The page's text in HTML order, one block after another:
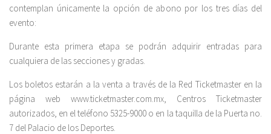
contemplan únicamente la opción de abono por los tres días del
evento:
Durante esta primera etapa se podrán adquirir entradas para
cualquiera de las secciones y gradas.
Los boletos estarán a la venta a través de la Red Ticketmaster en la
página web www.ticketmaster.com.mx, Centros Ticketmaster
autorizados, en el teléfono 5325-9000 o en la taquilla de la Puerta no.
7 del Palacio de los Deportes.